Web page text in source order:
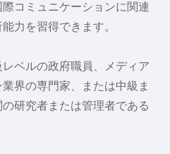
コミュニケーションに関連
力を習得できます。
ベルの政府職員、メディア
界の専門家、または中級ま
研究者または管理者である